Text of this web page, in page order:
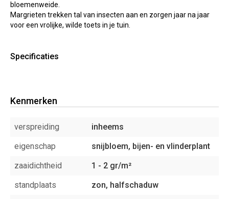
bloemenweide.
Margrieten trekken tal van insecten aan en zorgen jaar na jaar
voor een vrolijke, wilde toets in je tuin.
Specificaties
Kenmerken
verspreiding
inheems
eigenschap
snijbloem, bijen- en vlinderplant
zaaidichtheid
1 - 2 gr/m²
standplaats
zon, halfschaduw